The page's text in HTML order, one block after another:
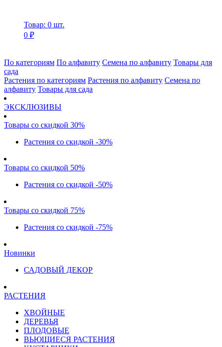
Товар: 0 шт.
0 ₽
По категориям По алфавиту Семена по алфавиту Товары для
сада
Растения по категориям Растения по алфавиту Семена по
алфавиту Товары для сада
ЭКСКЛЮЗИВЫ
Товары со скидкой 30%
Растения со скидкой -30%
Товары со скидкой 50%
Растения со скидкой -50%
Товары со скидкой 75%
Растения со скидкой -75%
Новинки
САДОВЫЙ ДЕКОР
РАСТЕНИЯ
ХВОЙНЫЕ
ДЕРЕВЬЯ
ПЛОДОВЫЕ
ВЬЮЩИЕСЯ РАСТЕНИЯ